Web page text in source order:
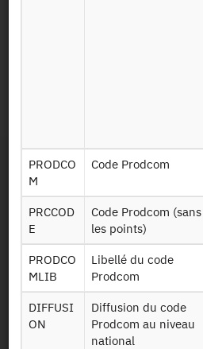
PRODCOM
PRODCO
M
Code Prodcom
PRCCOD
E
Code Prodcom (sans
les points)
PRODCO
MLIB
Libellé du code
Prodcom
DIFFUSI
ON
Diffusion du code
Prodcom au niveau
national
https://doi.org/
Contact
Documents